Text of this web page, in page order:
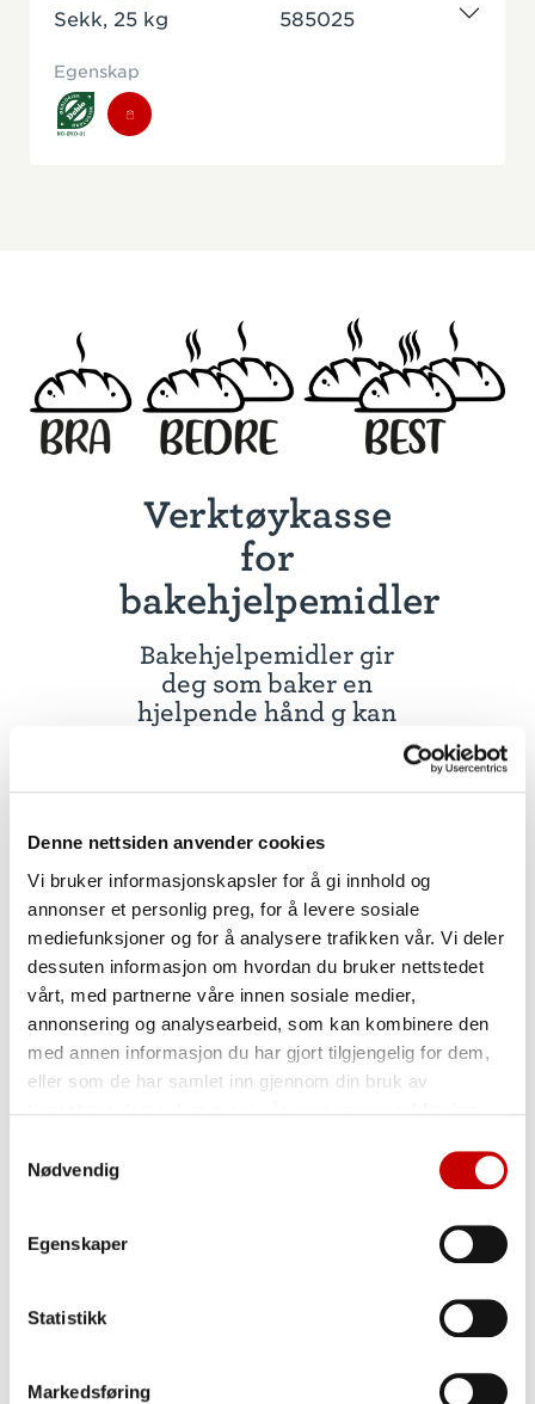
Denne nettsiden anvender cookies
Vi bruker informasjonskapsler for å gi innhold og
annonser et personlig preg, for å levere sosiale
mediefunksjoner og for å analysere trafikken vår. Vi deler
dessuten informasjon om hvordan du bruker nettstedet
vårt, med partnerne våre innen sosiale medier,
annonsering og analysearbeid, som kan kombinere den
med annen informasjon du har gjort tilgjengelig for dem,
eller som de har samlet inn gjennom din bruk av
Nødvendig
Egenskaper
Statistikk
Markedsføring
Sekk, 25 kg 585025
Egenskap
Verktøykasse
for
bakehjelpemidler
Bakehjelpemidler gir
deg som baker en
hjelpende hånd g kan
bakehjelpemidler. Det kan
være ønsker økt volum,
bedre saftighet, bedre
holdbarhet, bedre egnethet
for frys, bedre deigstabilitet
eller en deig som egner seg
for glutenfri bakstr.
Bruk vår verktøykasse for å
finne de bakehjelpemidlene
Slik bruker du verktøykassen